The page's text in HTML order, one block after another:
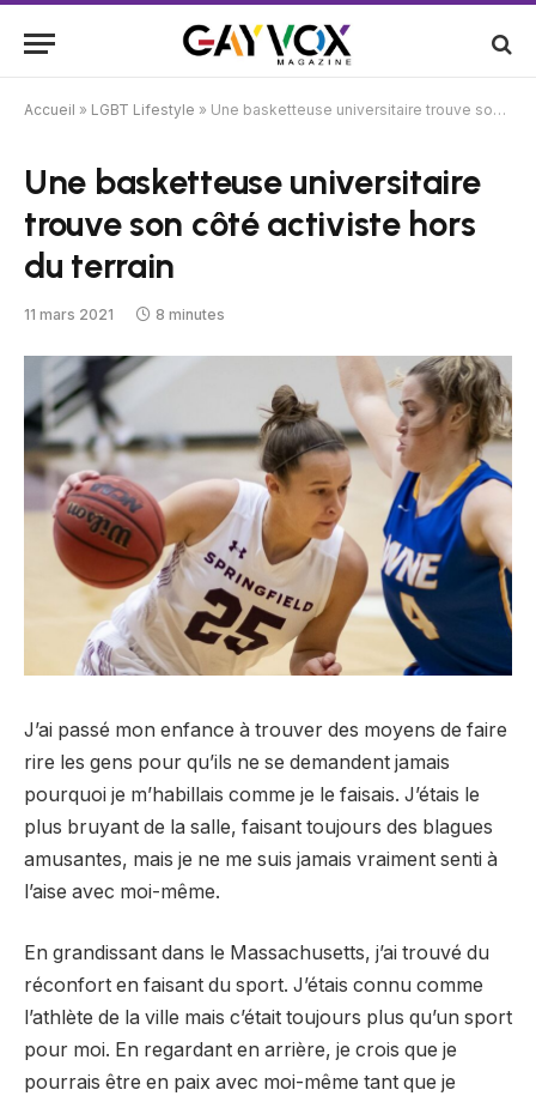
Accueil » LGBT Lifestyle » Une basketteuse universitaire trouve son côté activiste hors du terrain
Une basketteuse universitaire
trouve son côté activiste hors
du terrain
11 mars 2021 8 minutes
J’ai passé mon enfance à trouver des moyens de faire
rire les gens pour qu’ils ne se demandent jamais
pourquoi je m’habillais comme je le faisais. J’étais le
plus bruyant de la salle, faisant toujours des blagues
amusantes, mais je ne me suis jamais vraiment senti à
l’aise avec moi-même.
En grandissant dans le Massachusetts, j’ai trouvé du
réconfort en faisant du sport. J’étais connu comme
l’athlète de la ville mais c’était toujours plus qu’un sport
pour moi. En regardant en arrière, je crois que je
pourrais être en paix avec moi-même tant que je